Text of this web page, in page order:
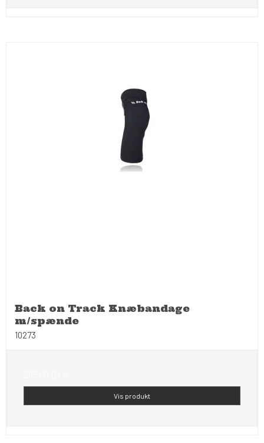
Back on Track Knæbandage
m/spænde
10273
Vis produkt